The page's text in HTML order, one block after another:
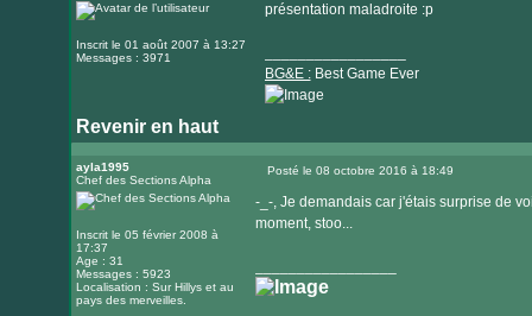
Inscrit le 01 août 2007 à 13:27
Messages : 3971
présentation maladroite :p
BG&E :Best Game Ever
Revenir en haut
Visiter
le
internet
ayla1995
Chef des Sections Alpha
Inscrit le 05 février 2008 à
17:37
Age : 31
Messages : 5923
Localisation : Sur Hillys et au
pays des merveilles.
Posté le 08 octobre 2016 à 18:49
-_-, Je demandais car j'étais surprise de
moment, stoo...